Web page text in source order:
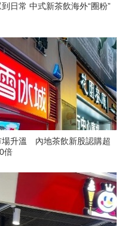
日常 中式新茶飲海外“圈粉”
場升溫 內地茶飲新股認購超
倍